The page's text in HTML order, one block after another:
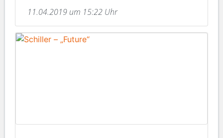
11.04.2019 um 15:22 Uhr